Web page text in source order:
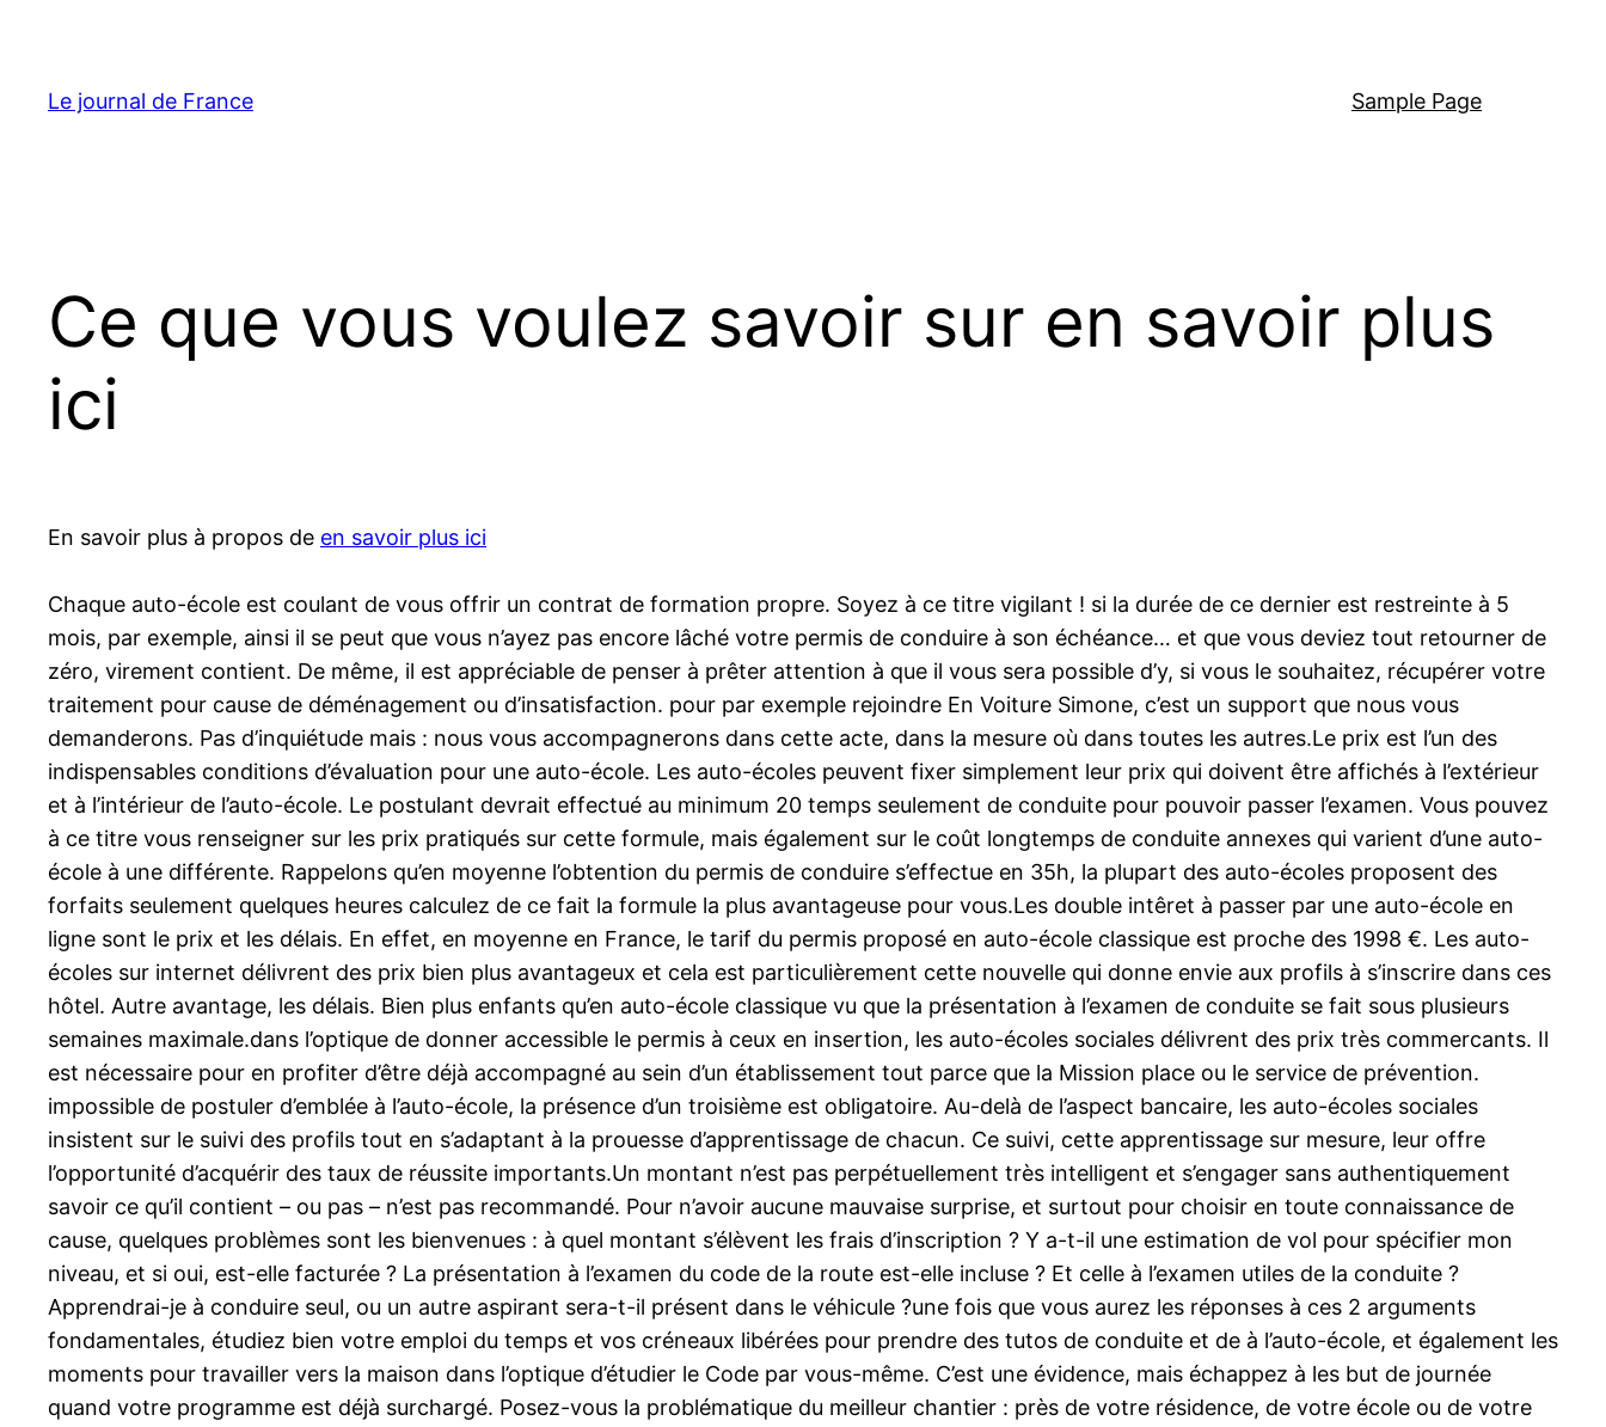
contenu
Le journal de France Sample Page
Ce que vous voulez savoir sur en savoir plus
ici
En savoir plus à propos de en savoir plus ici
Chaque auto-école est coulant de vous offrir un contrat de formation propre. Soyez à ce titre vigilant ! si la durée de ce dernier est restreinte à 5
mois, par exemple, ainsi il se peut que vous n’ayez pas encore lâché votre permis de conduire à son échéance… et que vous deviez tout retourner de
zéro, virement contient. De même, il est appréciable de penser à prêter attention à que il vous sera possible d’y, si vous le souhaitez, récupérer votre
traitement pour cause de déménagement ou d’insatisfaction. pour par exemple rejoindre En Voiture Simone, c’est un support que nous vous
demanderons. Pas d’inquiétude mais : nous vous accompagnerons dans cette acte, dans la mesure où dans toutes les autres.Le prix est l’un des
indispensables conditions d’évaluation pour une auto-école. Les auto-écoles peuvent fixer simplement leur prix qui doivent être affichés à l’extérieur
et à l’intérieur de l’auto-école. Le postulant devrait effectué au minimum 20 temps seulement de conduite pour pouvoir passer l’examen. Vous pouvez
à ce titre vous renseigner sur les prix pratiqués sur cette formule, mais également sur le coût longtemps de conduite annexes qui varient d’une auto-
école à une différente. Rappelons qu’en moyenne l’obtention du permis de conduire s’effectue en 35h, la plupart des auto-écoles proposent des
forfaits seulement quelques heures calculez de ce fait la formule la plus avantageuse pour vous.Les double intêret à passer par une auto-école en
ligne sont le prix et les délais. En effet, en moyenne en France, le tarif du permis proposé en auto-école classique est proche des 1998 €. Les auto-
écoles sur internet délivrent des prix bien plus avantageux et cela est particulièrement cette nouvelle qui donne envie aux profils à s’inscrire dans ces
hôtel. Autre avantage, les délais. Bien plus enfants qu’en auto-école classique vu que la présentation à l’examen de conduite se fait sous plusieurs
semaines maximale.dans l’optique de donner accessible le permis à ceux en insertion, les auto-écoles sociales délivrent des prix très commercants. Il
est nécessaire pour en profiter d’être déjà accompagné au sein d’un établissement tout parce que la Mission place ou le service de prévention.
impossible de postuler d’emblée à l’auto-école, la présence d’un troisième est obligatoire. Au-delà de l’aspect bancaire, les auto-écoles sociales
insistent sur le suivi des profils tout en s’adaptant à la prouesse d’apprentissage de chacun. Ce suivi, cette apprentissage sur mesure, leur offre
l’opportunité d’acquérir des taux de réussite importants.Un montant n’est pas perpétuellement très intelligent et s’engager sans authentiquement
savoir ce qu’il contient – ou pas – n’est pas recommandé. Pour n’avoir aucune mauvaise surprise, et surtout pour choisir en toute connaissance de
cause, quelques problèmes sont les bienvenues : à quel montant s’élèvent les frais d’inscription ? Y a-t-il une estimation de vol pour spécifier mon
niveau, et si oui, est-elle facturée ? La présentation à l’examen du code de la route est-elle incluse ? Et celle à l’examen utiles de la conduite ?
Apprendrai-je à conduire seul, ou un autre aspirant sera-t-il présent dans le véhicule ?une fois que vous aurez les réponses à ces 2 arguments
fondamentales, étudiez bien votre emploi du temps et vos créneaux libérées pour prendre des tutos de conduite et de à l’auto-école, et également les
moments pour travailler vers la maison dans l’optique d’étudier le Code par vous-même. C’est une évidence, mais échappez à les but de journée
quand votre programme est déjà surchargé. Posez-vous la problématique du meilleur chantier : près de votre résidence, de votre école ou de votre